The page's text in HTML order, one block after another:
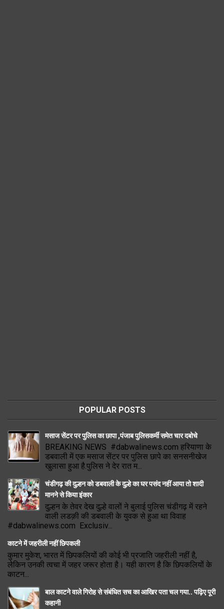
POPULAR POSTS
मसाज सेंटर पर पुलिस का छापा ,पंजाब पुलिसकर्मी समेत चार दबोचे
BREAKING NEWS #dabwalinews.com हरियाणा के
डबवाली में एक मसाज सेंटर पर पुलिस छापे का सनसनीखेज
खुलासा हुआ है.पुलिस ने देर रात म...
चंडीगढ़ की दुल्हन को डबवाली के दुल्हे का घर पसंद नहीं आया तो शादी
मानने से किया इंकार
दुल्हन के तेवर देख दुल्हे वालों ने बुलाई पुलिस चंडीगढ़ में रहने
वाली लडक़ी की डबवाली के युवक से हुआ था विवाह
#dabwalinews.com Exclusiv...
काटने में जहरीली नहीं छिपकली
कुमार मुकेश, भारत में छिपकलियों की कोई भी प्रजाति जहरीली नहीं है,
लेकिन उनकी त्वचा में जहर जरूर होता है। यही कारण है कि छिपकलियों के
काटन...
बाल काटने वाले गिरोह से संबंधित सच का आखिर पता चल गया.. पढ़िए पूरी
कहानी